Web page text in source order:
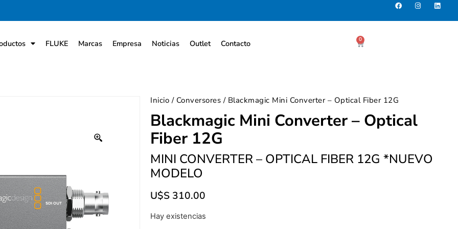
FLUKE Marcas Empresa Noticias Outlet Contacto 0
Inicio / Conversores / Blackmagic Mini Converter – Optical Fiber 12G
Blackmagic Mini Converter – Optical
Fiber 12G
MINI CONVERTER – OPTICAL FIBER 12G *NUEVO
MODELO
U$S 310.00
Hay existencias